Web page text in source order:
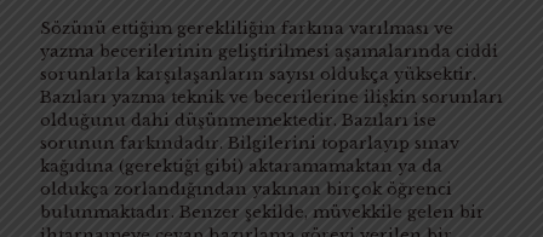
Sözünü ettiğim gerekliliğin farkına varılması ve
yazma becerilerinin geliştirilmesi aşamalarında ciddi
sorunlarla karşılaşanların sayısı oldukça yüksektir.
Bazıları yazma teknik ve becerilerine ilişkin sorunları
olduğunu dahi düşünmemektedir. Bazıları ise
sorunun farkındadır. Bilgilerini toparlayıp sınav
kağıdına (gerektiği gibi) aktaramamaktan ya da
oldukça zorlandığından yakınan birçok öğrenci
bulunmaktadır. Benzer şekilde, müvekkile gelen bir